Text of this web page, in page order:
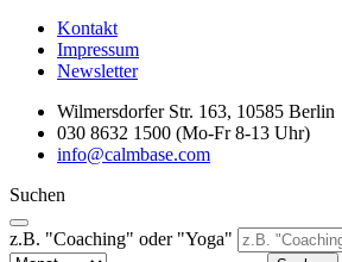
Kontakt
Impressum
Newsletter
Wilmersdorfer Str. 163, 10585 Berlin
030 8632 1500 (Mo-Fr 8-13 Uhr)
info@calmbase.com
Suchen
z.B. "Coaching" oder "Yoga"